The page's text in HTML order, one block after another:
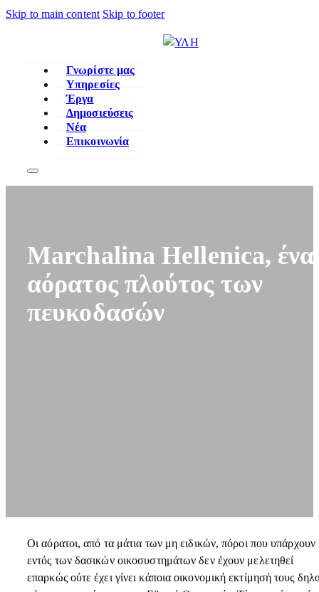
Skip to main content Skip to footer
Γνωρίστε μας
Υπηρεσίες
Έργα
Δημοσιεύσεις
Νέα
Επικοινωνία
Marchalina Hellenica,
αόρατος πλούτος των
πευκοδασών
Οι αόρατοι, από τα μάτια των μη ειδικών, πόροι που υπάρχουν
εντός των δασικών οικοσυστημάτων δεν έχουν μελετηθεί
επαρκώς ούτε έχει γίνει κάποια οικονομική εκτίμησή τους